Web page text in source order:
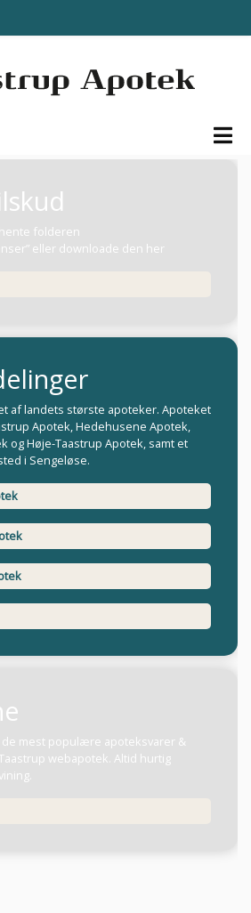
folderen
eller downloade den her
af landets største apoteker. Apoteket
Apotek, Hedehusene Apotek,
og Høje-Taastrup Apotek, samt et
i Sengeløse.
mest populære apoteksvarer &
webapotek. Altid hurtig